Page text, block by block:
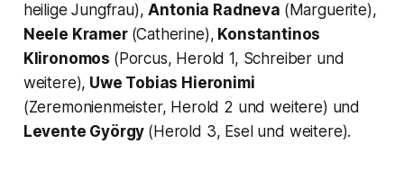
heilige Jungfrau),Antonia Radneva (Marguerite),
Neele Kramer (Catherine), Konstantinos
Klironomos (Porcus, Herold 1, Schreiber und
weitere), Uwe Tobias Hieronimi
(Zeremonienmeister, Herold 2 und weitere) und
Levente György (Herold 3, Esel und weitere).